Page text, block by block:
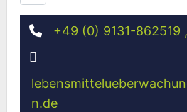
+49 (0) 9131-862519
n.de